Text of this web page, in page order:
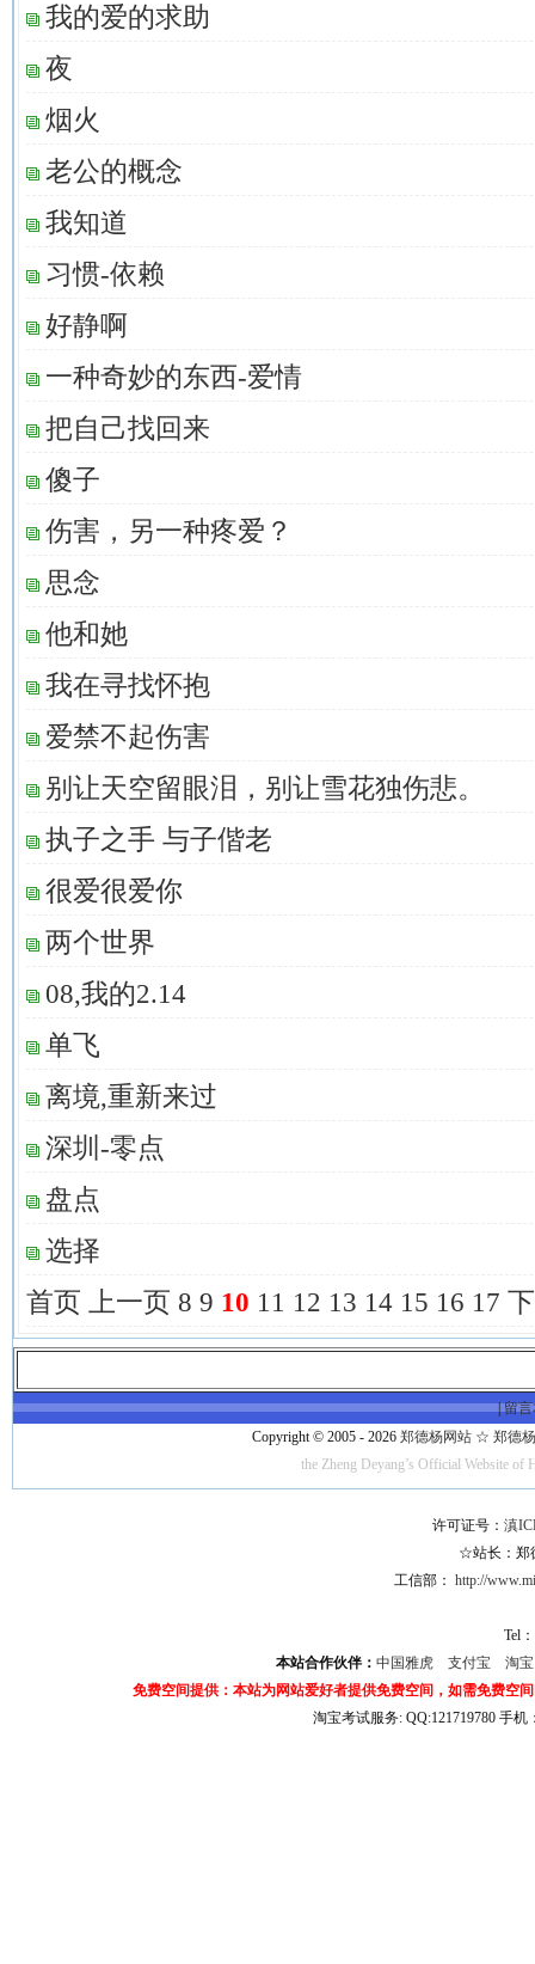
我的爱的求助
夜
烟火
老公的概念
我知道
习惯-依赖
好静啊
一种奇妙的东西-爱情
把自己找回来
傻子
伤害，另一种疼爱？
思念
他和她
我在寻找怀抱
爱禁不起伤害
别让天空留眼泪，别让雪花独伤悲。
执子之手 与子偕老
很爱很爱你
两个世界
08,我的2.14
单飞
离境,重新来过
深圳-零点
盘点
选择
首页
上一页 8 9 10 11 12 13 14 15 16 17
|留
Copyright © 2005 - 2026 郑德杨网站 ☆ 郑德杨
the Zheng Deyang’s Official Website
许可证号： 滇
☆站长：郑
工信部： http://
Tel
本站合作伙伴： 中国雅虎 支付宝
淘
免费空间提供：本站为网站爱好者提供免费空间，如需免费空
淘宝考试服务: QQ:121719780 手